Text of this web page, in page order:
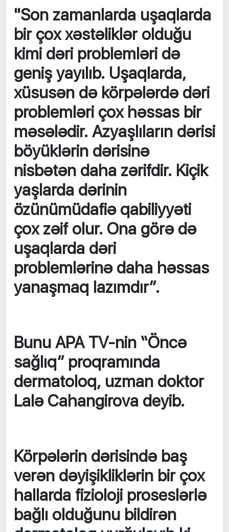
"Son zamanlarda uşaqlarda
bir çox xəstəliklər olduğu
kimi dəri problemləri də
geniş yayılıb. Uşaqlarda,
xüsusən də körpələrdə dəri
problemləri çox həssas bir
məsələdir. Azyaşlıların dərisi
böyüklərin dərisinə
nisbətən daha zərifdir. Kiçik
yaşlarda dərinin
özünümüdafiə qabiliyyəti
çox zəif olur. Ona görə də
uşaqlarda dəri
problemlərinə daha həssas
yanaşmaq lazımdır”.
Bunu APA TV-nin “Öncə
sağlıq” proqramında
dermatoloq, uzman doktor
Lalə Cahangirova deyib.
Körpələrin dərisində baş
verən dəyişikliklərin bir çox
hallarda fizioloji proseslərlə
bağlı olduğunu bildirən